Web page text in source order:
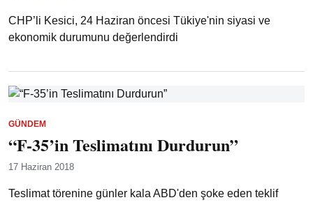
CHP’li Kesici, 24 Haziran öncesi Tükiye'nin siyasi ve
ekonomik durumunu değerlendirdi
GÜNDEM
“F-35’in Teslimatını Durdurun”
17 Haziran 2018
Teslimat törenine günler kala ABD'den şoke eden teklif